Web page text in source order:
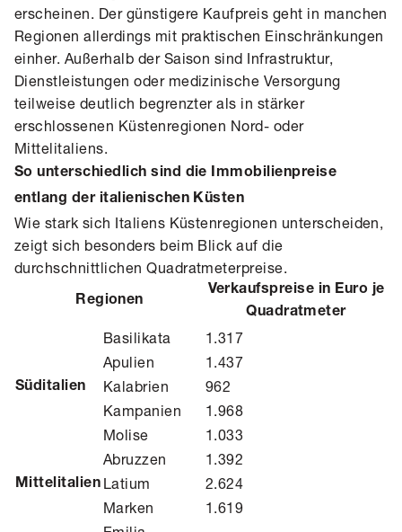
erscheinen. Der günstigere Kaufpreis geht in manchen
Regionen allerdings mit praktischen Einschränkungen
einher. Außerhalb der Saison sind Infrastruktur,
Dienstleistungen oder medizinische Versorgung
teilweise deutlich begrenzter als in stärker
erschlossenen Küstenregionen Nord- oder
Mittelitaliens.
So unterschiedlich sind die Immobilienpreise
entlang der italienischen Küsten
Wie stark sich Italiens Küstenregionen unterscheiden,
zeigt sich besonders beim Blick auf die
durchschnittlichen Quadratmeterpreise.
Regionen
Verkaufspreise in Euro je
Quadratmeter
Süditalien
Basilikata
1.317
Apulien
1.437
Kalabrien
962
Kampanien
1.968
Molise
1.033
Mittelitalien
Abruzzen
1.392
Latium
2.624
Marken
1.619